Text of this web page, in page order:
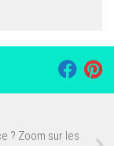
? Zoom sur les